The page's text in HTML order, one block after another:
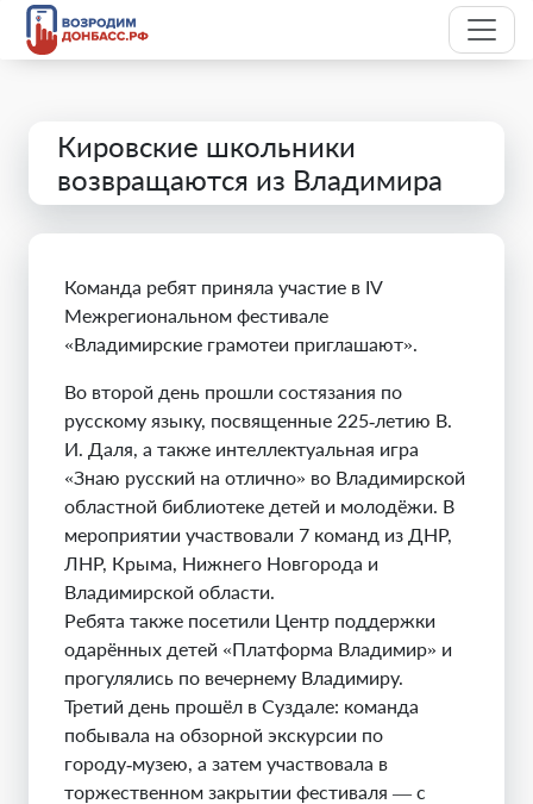
Кировские школьники
возвращаются из Владимира
Команда ребят приняла участие в IV
Межрегиональном фестивале
«Владимирские грамотеи приглашают».
Во второй день прошли состязания по
русскому языку, посвященные 225‑летию В.
И. Даля, а также интеллектуальная игра
«Знаю русский на отлично» во Владимирской
областной библиотеке детей и молодёжи. В
мероприятии участвовали 7 команд из ДНР,
ЛНР, Крыма, Нижнего Новгорода и
Владимирской области.
Ребята также посетили Центр поддержки
одарённых детей «Платформа Владимир» и
прогулялись по вечернему Владимиру.
Третий день прошёл в Суздале: команда
побывала на обзорной экскурсии по
городу‑музею, а затем участвовала в
торжественном закрытии фестиваля — с